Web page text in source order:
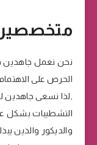
نحن نعمل جاهدين
الحرص على الاهتمام
,لذا نسعى جاهدين
التشطيبات بشكل
والديكور والذين